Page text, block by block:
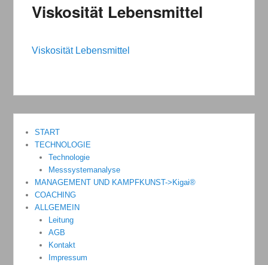
Viskosität Lebensmittel
Viskosität Lebensmittel
START
TECHNOLOGIE
Technologie
Messsystemanalyse
MANAGEMENT UND KAMPFKUNST->Kigai®
COACHING
ALLGEMEIN
Leitung
AGB
Kontakt
Impressum